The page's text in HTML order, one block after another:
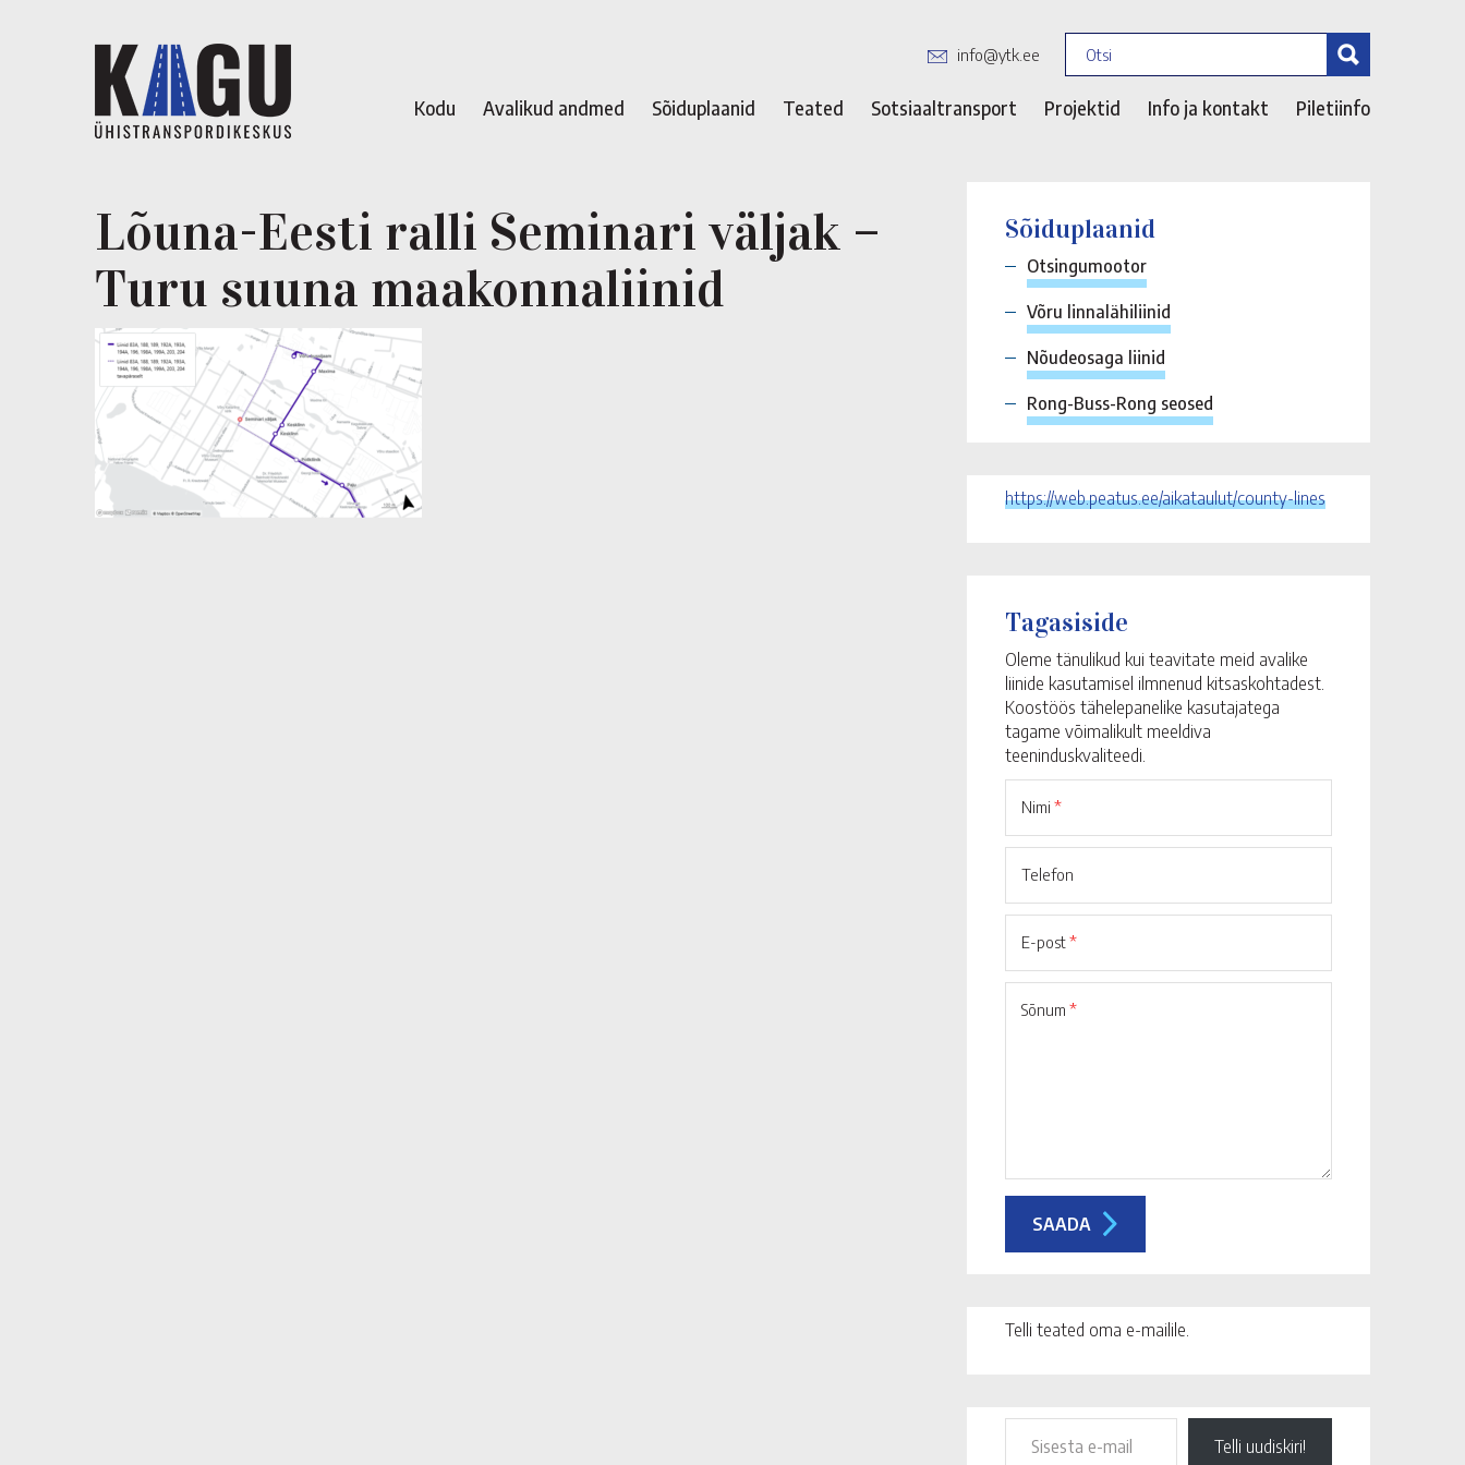
info@ytk.ee
Kodu Avalikud andmed Sõiduplaanid Teated Sotsiaaltransport Projektid Info ja kontakt Piletiinfo
Lõuna-Eesti ralli Seminari väljak –
Turu suuna maakonnaliinid
Sõiduplaanid
Otsingumootor
Võru linnalähiliinid
Nõudeosaga liinid
Rong-Buss-Rong seosed
https://web.peatus.ee/aikataulut/county-lines
Tagasiside
Oleme tänulikud kui teavitate meid avalike
liinide kasutamisel ilmnenud kitsaskohtadest.
Koostöös tähelepanelike kasutajatega
tagame võimalikult meeldiva
teeninduskvaliteedi.
Nimi *
Telefon
E-post*
Sõnum *
Telli teated oma e-mailile.
Telli uudiskiri!